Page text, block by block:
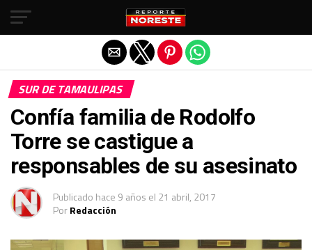
SUR DE TAMAULIPAS
Confía familia de Rodolfo
Torre se castigue a
responsables de su asesinato
Publicado hace 9 años el 21 abril, 2017
PorRedacción
Salir de la versión móvil